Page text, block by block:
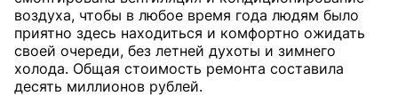
воздуха, чтобы в любое время года людям было
приятно здесь находиться и комфортно ожидать
своей очереди, без летней духоты и зимнего
холода. Общая стоимость ремонта составила
десять миллионов рублей.